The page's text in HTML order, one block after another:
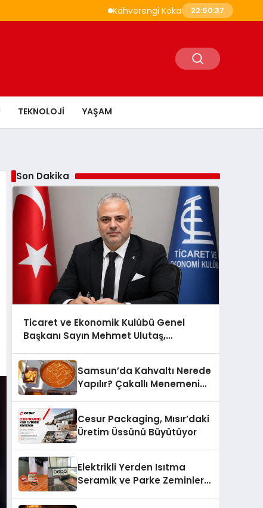
Kahverengi Kokarca İle Savaşta 1,6 Milyon
22:50:38
TEKNOLOJI YAŞAM
Son Dakika
Ticaret ve Ekonomik Kulübü Genel
Başkanı Sayın Mehmet Ulutaş,
şunları kaydetti:
Samsun’da Kahvaltı Nerede
Yapılır? Çakallı Menemeni
Cesur Packaging, Mısır’daki
Üretim Üssünü Büyütüyor
Elektrikli Yerden Isıtma
Seramik ve Parke Zeminler